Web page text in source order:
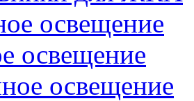
освещение
освещение
освещение